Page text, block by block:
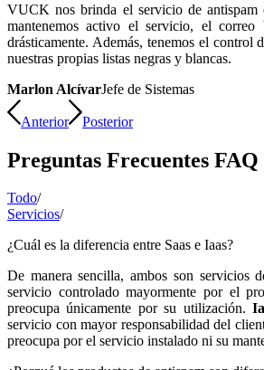
VUCK nos brinda el servicio de antispam
mantenemos activo el servicio, el correo
drásticamente. Además, tenemos el control
nuestras propias listas negras y blancas.
Marlon AlcívarJefe de Sistemas
Anterior Posterior
Preguntas Frecuentes FAQ
Todo/
Servicios/
¿Cuál es la diferencia entre Saas e Iaas?
De manera sencilla, ambos son servicios
servicio controlado mayormente por el
preocupa únicamente por su utilización.
servicio con mayor responsabilidad del
preocupa por el servicio instalado ni su